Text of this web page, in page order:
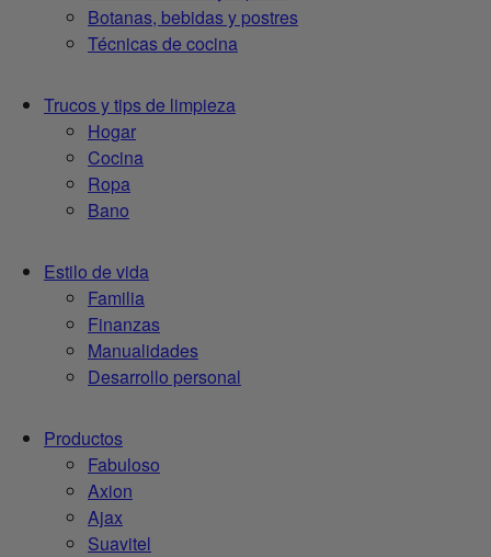
Botanas, bebidas y postres
Técnicas de cocina
Trucos y tips de limpieza
Hogar
Cocina
Ropa
Bano
Estilo de vida
Familia
Finanzas
Manualidades
Desarrollo personal
Productos
Fabuloso
Axion
Ajax
Suavitel